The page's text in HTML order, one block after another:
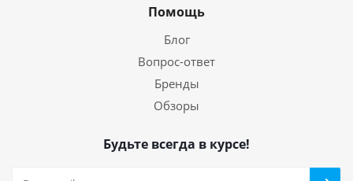
Помощь
Блог
Вопрос-ответ
Бренды
Обзоры
Будьте всегда в курсе!